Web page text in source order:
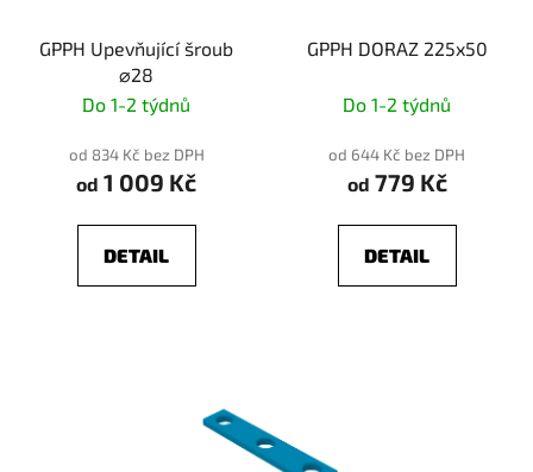
GPPH Upevňující šroub
⌀28
Do 1-2 týdnů
od 834 Kč bez DPH
od 1 009 Kč
DETAIL
GPPH DORAZ 225x50
Do 1-2 týdnů
od 644 Kč bez DPH
od 779 Kč
DETAIL